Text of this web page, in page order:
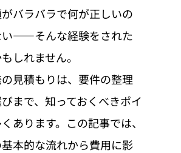
バラバラで何が正しいの
い——そんな経験をされた
しれません。
見積もりは、要件の整理
まで、知っておくべきポイ
あります。この記事では、
本的な流れから費用に影